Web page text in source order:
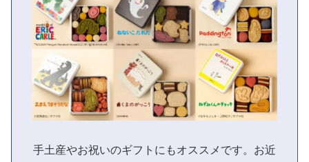
手土産やお祝いのギフトにもオススメです。お近